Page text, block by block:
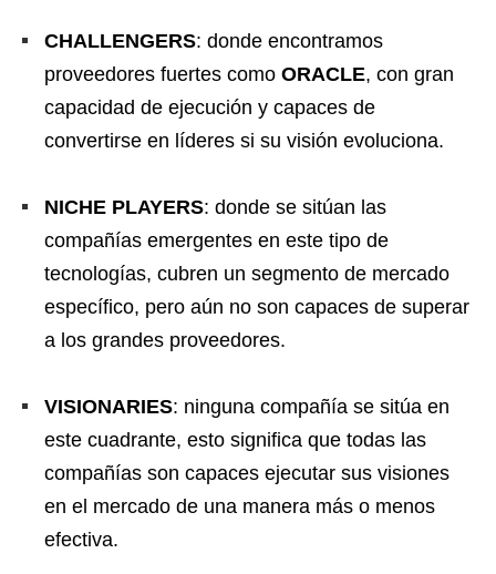
CHALLENGERS: donde encontramos
proveedores fuertes como ORACLE, con gran
capacidad de ejecución y capaces de
convertirse en líderes si su visión evoluciona.
NICHE PLAYERS: donde se sitúan las
compañías emergentes en este tipo de
tecnologías, cubren un segmento de mercado
específico, pero aún no son capaces de superar
a los grandes proveedores.
VISIONARIES: ninguna compañía se sitúa en
este cuadrante, esto significa que todas las
compañías son capaces ejecutar sus visiones
en el mercado de una manera más o menos
efectiva.